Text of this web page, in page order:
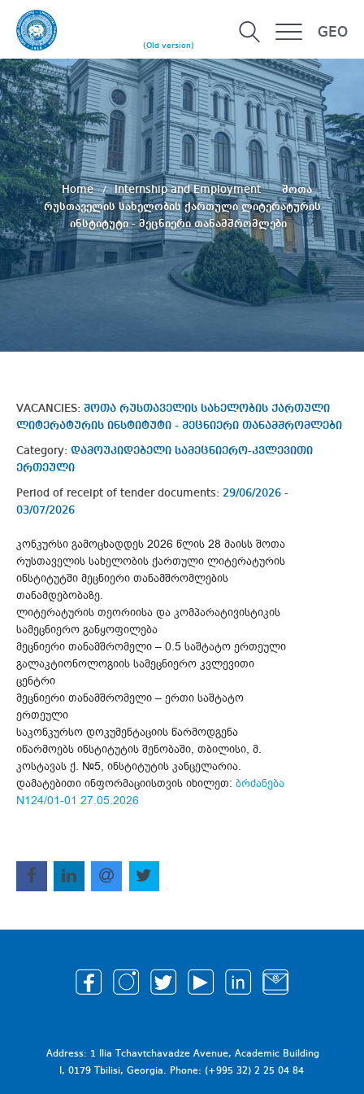
(Old version)
GEO
Home Internship and Employment
შოთა
რუსთაველის სახელობის ქართული ლიტერატურის
ინსტიტუტი - მეცნიერი თანამშრომლები
VACANCIES: შოთა რუსთაველის სახელობის ქართული
ლიტერატურის ინსტიტუტი - მეცნიერი თანამშრომლები
Category: დამოუკიდებელი სამეცნიერო-კვლევითი
ერთეული
Period of receipt of tender documents: 29/06/2026 -
03/07/2026
კონკურსი გამოცხადდეს 2026 წლის 28 მაისს შოთა
რუსთაველის სახელობის ქართული ლიტერატურის
ინსტიტუტში მეცნიერი თანამშრომლების
თანამდებობაზე.
ლიტერატურის თეორიისა და კომპარატივისტიკის
სამეცნიერო განყოფილება
მეცნიერი თანამშრომელი – 0.5 საშტატო ერთეული
გალაკტიონოლოგიის სამეცნიერო კვლევითი
ცენტრი
მეცნიერი თანამშრომელი – ერთი საშტატო
ერთეული
საკონკურსო დოკუმენტაციის წარმოდგენა
იწარმოებს ინსტიტუტის შენობაში, თბილისი, მ.
კოსტავას ქ. №5, ინსტიტუტის კანცელარია.
დამატებითი ინფორმაციისთვის იხილეთ: ბრძანება
N124/01-01 27.05.2026
Address: 1 Ilia Tchavtchavadze Avenue, Academic Building
I, 0179 Tbilisi, Georgia. Phone: (+995 32) 2 25 04 84